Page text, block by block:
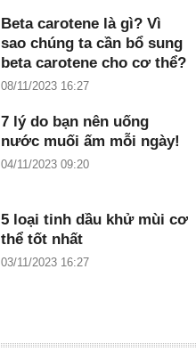
Beta carotene là gì? Vì
sao chúng ta cần bổ sung
beta carotene cho cơ thể?
08/11/2023 16:27
7 lý do bạn nên uống
nước muối ấm mỗi ngày!
04/11/2023 09:20
5 loại tinh dầu khử mùi cơ
thể tốt nhất
03/11/2023 16:27